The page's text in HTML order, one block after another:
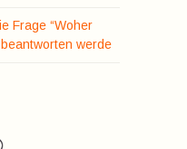
Frage “Woher
werde